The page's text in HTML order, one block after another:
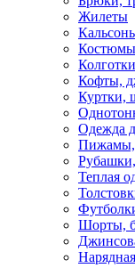
Жилеты
Костюмы
Кофты,
Куртки,
Одежда
Пижамы,
Теплая
Шорты,